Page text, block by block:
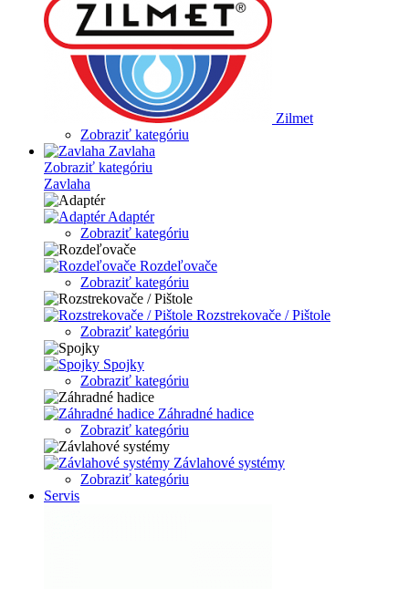
Zilmet
Zobraziť kategóriu
Zavlaha
Zobraziť kategóriu
Zavlaha
Adaptér
Zobraziť kategóriu
Rozdeľovače
Zobraziť kategóriu
Rozstrekovače / Pištole
Zobraziť kategóriu
Spojky
Zobraziť kategóriu
Záhradné hadice
Zobraziť kategóriu
Závlahové systémy
Zobraziť kategóriu
Servis